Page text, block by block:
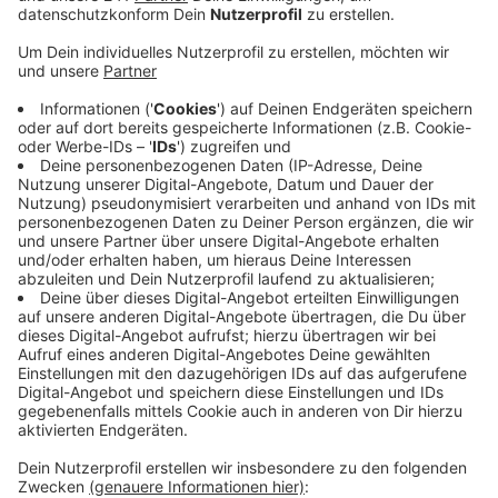
Während vor allem in den Großstädten die
Immobilienpreise durch die Decke schießen, hat es
im Kreis Euskirchen in den vergangenen Jahren
einen nur moderaten Anstieg der Preise gegeben.
Wie die Sparda-Banken mitteilen, sind hier bei uns
im Schnitt dreieinhalb Jahresnetto-Gehälter nötig,
um eine Immobilie zu kaufen. Das ist deutlich
weniger als in ganz NRW.
Mieter zahlen für den Quadratmeter hier nur
etwas weniger als im Landesschnitt. Doch die
Nachfrage nach Wohnungen und Häusern ist hoch
im Kreis Euskirchen. Vor allem kleine Wohnungen
für Single oder Paare seien hier sehr gefragt, sagt
die Studie weiter.
Veröffentlicht:Donnerstag, 18.07.2019 08:11
Anzeige